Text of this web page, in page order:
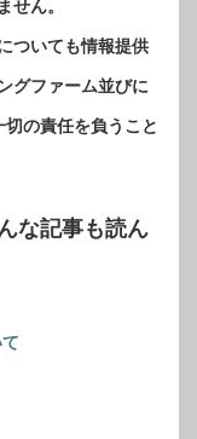
せん。
ついても情報提供
グファーム並びに
の責任を負うこと
な記事も読ん